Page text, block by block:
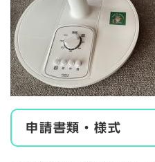
申請書類・様式